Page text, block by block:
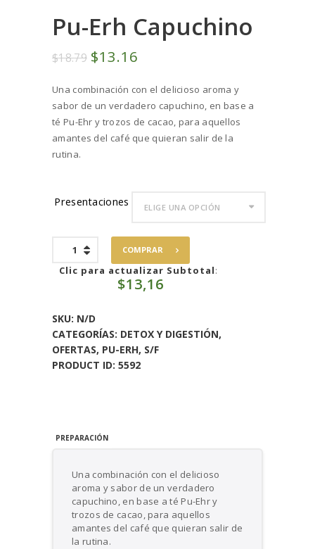
Pu-Erh Capuchino
$1879 El
original
era:
$187
9
$13 16
actual
es:
$131
6
Una combinación con el delicioso aroma y
sabor de un verdadero capuchino, en base a
té Pu-Ehr y trozos de cacao, para aquellos
amantes del café que quieran salir de la
rutina.
Presentaciones
Capuchino
COMPRAR
Clic para actualizar Subtotal:
$13,16
SKU: N/D
CATEGORÍAS: DETOX Y DIGESTIÓN,
OFERTAS, PU-ERH, S/F
PRODUCT ID: 5592
PREPARACIÓN
Una combinación con el delicioso
aroma y sabor de un verdadero
capuchino, en base a té Pu-Ehr y
trozos de cacao, para aquellos
amantes del café que quieran salir de
la rutina.